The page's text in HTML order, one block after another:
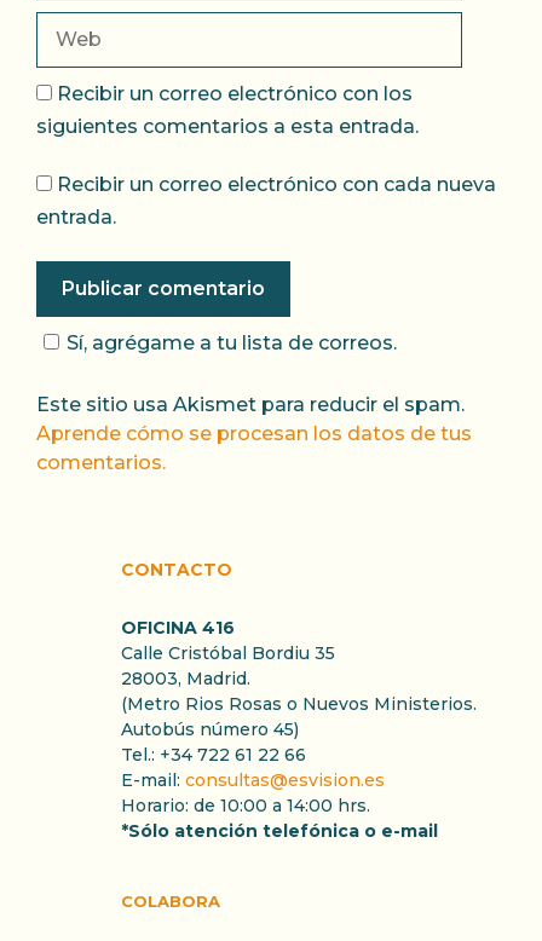
Recibir un correo electrónico con los
siguientes comentarios a esta entrada.
Recibir un correo electrónico con cada nueva
entrada.
Sí, agrégame a tu lista de correos.
Este sitio usa Akismet para reducir el spam.
Aprende cómo se procesan los datos de tus
comentarios.
CONTACTO
OFICINA 416
Calle Cristóbal Bordiu 35
28003, Madrid.
(Metro Rios Rosas o Nuevos Ministerios.
Autobús número 45)
Tel.: +34 722 61 22 66
E-mail: consultas@esvision.es
Horario: de 10:00 a 14:00 hrs.
*Sólo atención telefónica o e-mail
COLABORA